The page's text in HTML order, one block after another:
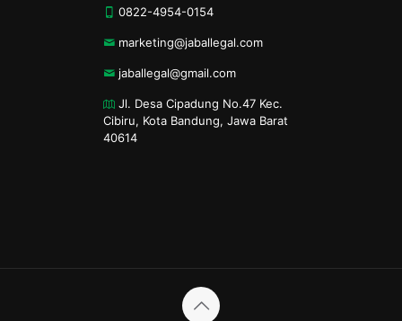
0822-4954-0154
marketing@jaballegal.com
jaballegal@gmail.com
Jl. Desa Cipadung No.47 Kec.
Cibiru, Kota Bandung, Jawa Barat
40614